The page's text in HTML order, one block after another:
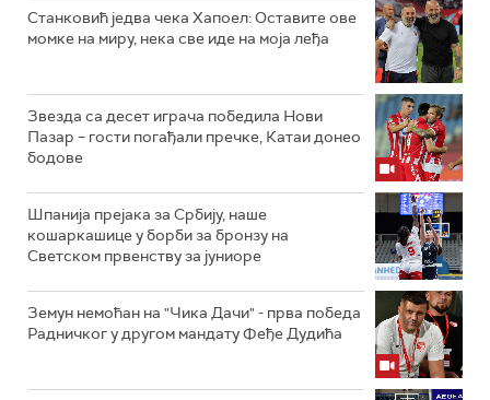
Станковић једва чека Хапоел: Оставите ове
момке на миру, нека све иде на моја леђа
Звезда са десет играча победила Нови
Пазар – гости погађали пречке, Катаи донео
бодове
Шпанија прејакa за Србију, наше
кошаркашице у борби за бронзу на
Светском првенству за јуниоре
Земун немоћан на "Чика Дачи" - прва победа
Радничког у другом мандату Феђе Дудића